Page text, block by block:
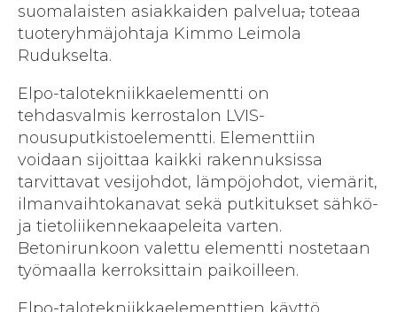
suomalaisten asiakkaiden palvelua, toteaa
tuoteryhmäjohtaja Kimmo Leimola
Rudukselta.
Elpo-talotekniikkaelementti on
tehdasvalmis kerrostalon LVIS-
nousuputkistoelementti. Elementtiin
voidaan sijoittaa kaikki rakennuksissa
tarvittavat vesijohdot, lämpöjohdot, viemärit,
ilmanvaihtokanavat sekä putkitukset sähkö-
ja tietoliikennekaapeleita varten.
Betonirunkoon valettu elementti nostetaan
työmaalla kerroksittain paikoilleen.
Elpo-talotekniikkaelementtien käyttö